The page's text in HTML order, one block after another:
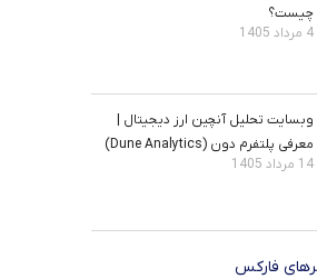
چیست؟
4 مرداد 1405
وبسایت تحلیل آنچین ارز دیجیتال |
معرفی پلتفرم دون (Dune Analytics)
14 مرداد 1405
فارکس